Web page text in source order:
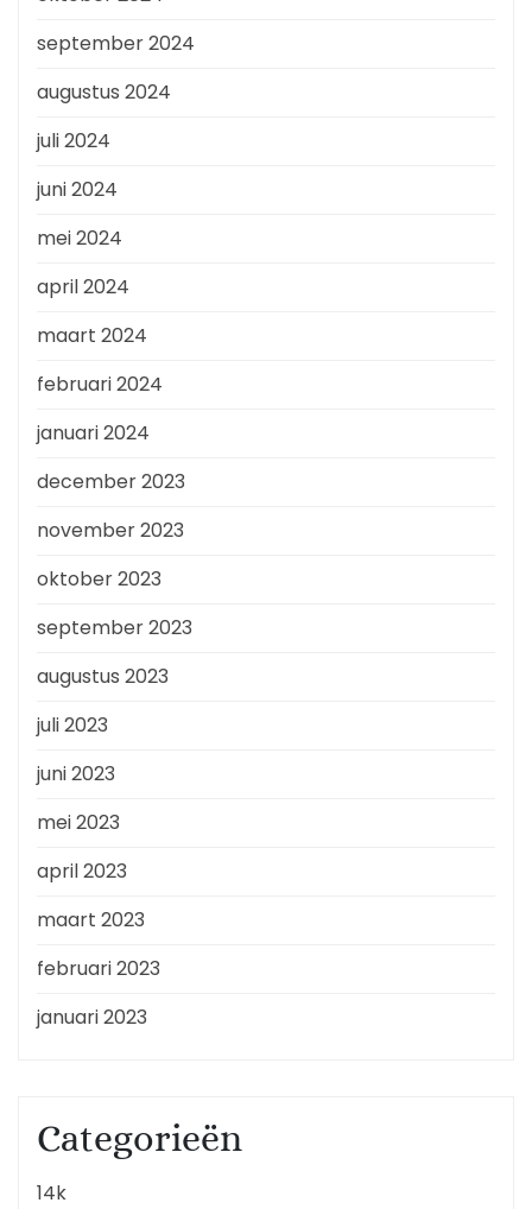
september 2024
augustus 2024
juli 2024
juni 2024
mei 2024
april 2024
maart 2024
februari 2024
januari 2024
december 2023
november 2023
oktober 2023
september 2023
augustus 2023
juli 2023
juni 2023
mei 2023
april 2023
maart 2023
februari 2023
januari 2023
Categorieën
14k